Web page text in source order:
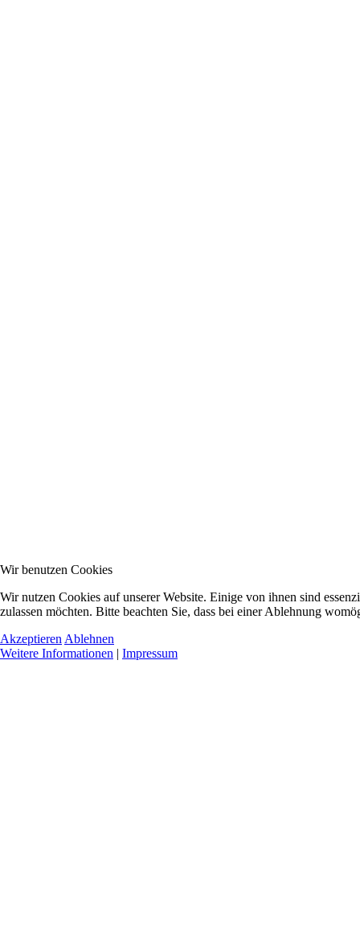
Wir benutzen Cookies
Wir nutzen Cookies auf unserer Website. Einige von ihnen sind
zulassen möchten. Bitte beachten Sie, dass bei einer Ablehnung
Akzeptieren Ablehnen
Weitere Informationen | Impressum